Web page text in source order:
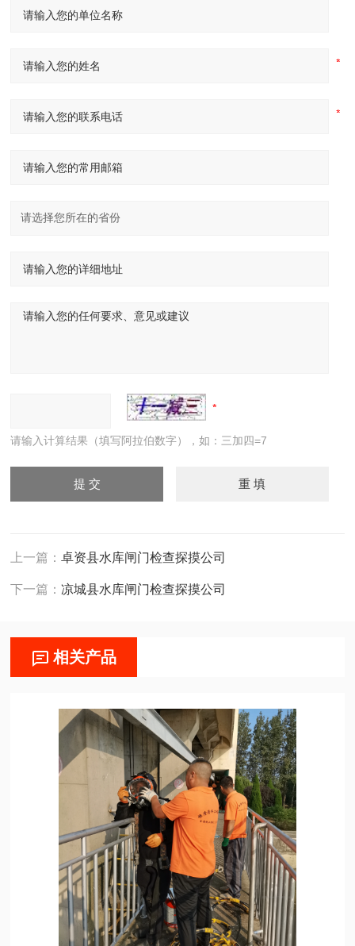
请输入计算结果（填写阿拉伯数字），如：三加四=7
上一篇：卓资县水库闸门检查探摸公司
下一篇：凉城县水库闸门检查探摸公司
相关产品